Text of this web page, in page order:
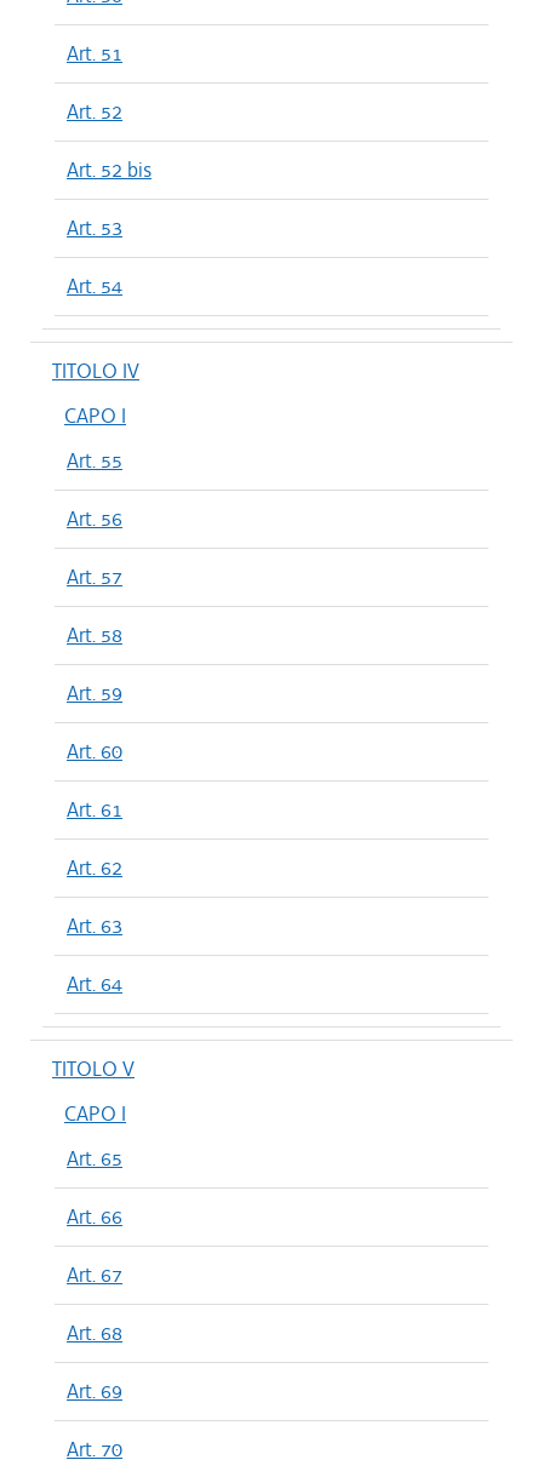
Art. 51
Art. 52
Art. 52 bis
Art. 53
Art. 54
TITOLO IV
CAPO I
Art. 55
Art. 56
Art. 57
Art. 58
Art. 59
Art. 60
Art. 61
Art. 62
Art. 63
Art. 64
TITOLO V
CAPO I
Art. 65
Art. 66
Art. 67
Art. 68
Art. 69
Art. 70